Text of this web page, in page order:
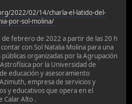
2022/02/14/charla-el-latido-del-
por-sol-molina/
febrero de 2022 a partir de las 20 h
con Sol Natalia Molina para una
organizadas por la Agrupación
por la Universidad de
educación y asesoramiento
empresa de servicios y
y educativos que opera en el
Calar Alto .